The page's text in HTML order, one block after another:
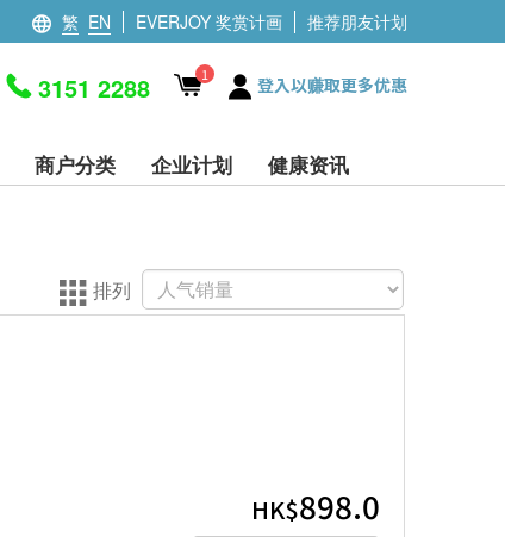
繁 EN EVERJOY 奖赏计画 推荐朋友计划
3151 2288 1 登入以赚取更多优惠
商户分类 企业计划 健康资讯
排列
HK$898.0